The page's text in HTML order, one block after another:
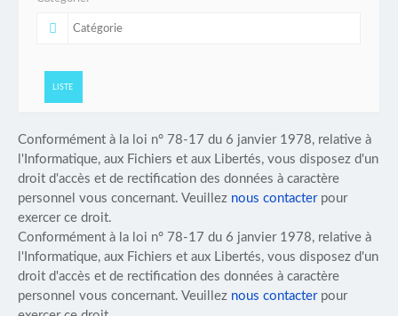
LISTE
Conformément à la loi n° 78-17 du 6 janvier 1978, relative à
l'Informatique, aux Fichiers et aux Libertés, vous disposez d'un
droit d'accès et de rectification des données à caractère
personnel vous concernant. Veuillez nous contacterpour
exercer ce droit.
Conformément à la loi n° 78-17 du 6 janvier 1978, relative à
l'Informatique, aux Fichiers et aux Libertés, vous disposez d'un
droit d'accès et de rectification des données à caractère
personnel vous concernant. Veuillez nous contacterpour